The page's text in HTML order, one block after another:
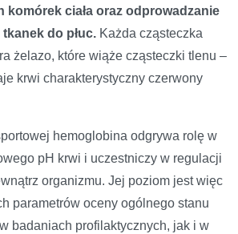
komórek ciała oraz odprowadzanie
do płuc. Każda cząsteczka
żelazo, które wiąże cząsteczki tlenu –
krwi charakterystyczny czerwony
hemoglobina odgrywa rolę w
pH krwi i uczestniczy w regulacji
organizmu. Jej poziom jest więc
parametrów oceny ogólnego stanu
badaniach profilaktycznych, jak i w